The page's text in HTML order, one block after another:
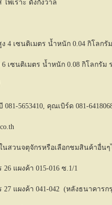
พเราะ ดังกังวาล
4 เซนติเมตร น้ำหนัก 0.04 กิโลกรั
เซนติเมตร น้ำหนัก 0.08 กิโลกรัม
5653410, คุณเบิร์ด 081-
นสวนจตุจักรหรือเลือกชมสินค้าอื่น
แผงค้า 015-016 ซ.1/1
แผงค้า 041-042 (หลังธนาคารก